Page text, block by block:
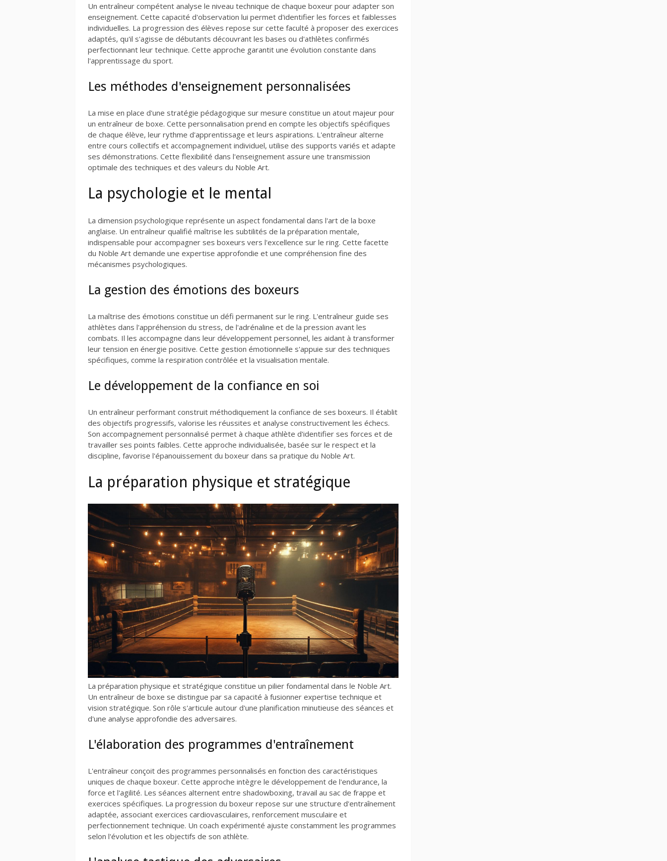
Un entraîneur compétent analyse le niveau technique de chaque boxeur pour adapter son
enseignement. Cette capacité d'observation lui permet d'identifier les forces et faiblesses
individuelles. La progression des élèves repose sur cette faculté à proposer des exercices
adaptés, qu'il s'agisse de débutants découvrant les bases ou d'athlètes confirmés
perfectionnant leur technique. Cette approche garantit une évolution constante dans
l'apprentissage du sport.
Les méthodes d'enseignement personnalisées
La mise en place d'une stratégie pédagogique sur mesure constitue un atout majeur pour
un entraîneur de boxe. Cette personnalisation prend en compte les objectifs spécifiques
de chaque élève, leur rythme d'apprentissage et leurs aspirations. L'entraîneur alterne
entre cours collectifs et accompagnement individuel, utilise des supports variés et adapte
ses démonstrations. Cette flexibilité dans l'enseignement assure une transmission
optimale des techniques et des valeurs du Noble Art.
La psychologie et le mental
La dimension psychologique représente un aspect fondamental dans l'art de la boxe
anglaise. Un entraîneur qualifié maîtrise les subtilités de la préparation mentale,
indispensable pour accompagner ses boxeurs vers l'excellence sur le ring. Cette facette
du Noble Art demande une expertise approfondie et une compréhension fine des
mécanismes psychologiques.
La gestion des émotions des boxeurs
La maîtrise des émotions constitue un défi permanent sur le ring. L'entraîneur guide ses
athlètes dans l'appréhension du stress, de l'adrénaline et de la pression avant les
combats. Il les accompagne dans leur développement personnel, les aidant à transformer
leur tension en énergie positive. Cette gestion émotionnelle s'appuie sur des techniques
spécifiques, comme la respiration contrôlée et la visualisation mentale.
Le développement de la confiance en soi
Un entraîneur performant construit méthodiquement la confiance de ses boxeurs. Il établit
des objectifs progressifs, valorise les réussites et analyse constructivement les échecs.
Son accompagnement personnalisé permet à chaque athlète d'identifier ses forces et de
travailler ses points faibles. Cette approche individualisée, basée sur le respect et la
discipline, favorise l'épanouissement du boxeur dans sa pratique du Noble Art.
La préparation physique et stratégique
La préparation physique et stratégique constitue un pilier fondamental dans le Noble Art.
Un entraîneur de boxe se distingue par sa capacité à fusionner expertise technique et
vision stratégique. Son rôle s'articule autour d'une planification minutieuse des séances et
d'une analyse approfondie des adversaires.
L'élaboration des programmes d'entraînement
L'entraîneur conçoit des programmes personnalisés en fonction des caractéristiques
uniques de chaque boxeur. Cette approche intègre le développement de l'endurance, la
force et l'agilité. Les séances alternent entre shadowboxing, travail au sac de frappe et
exercices spécifiques. La progression du boxeur repose sur une structure d'entraînement
adaptée, associant exercices cardiovasculaires, renforcement musculaire et
perfectionnement technique. Un coach expérimenté ajuste constamment les programmes
selon l'évolution et les objectifs de son athlète.